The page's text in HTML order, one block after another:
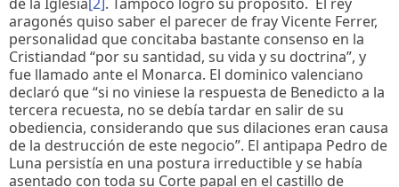
aragonés quiso saber el parecer de fray Vicente Ferrer,
personalidad que concitaba bastante consenso en la
Cristiandad “por su santidad, su vida y su doctrina”, y
fue llamado ante el Monarca. El dominico valenciano
declaró que “si no viniese la respuesta de Benedicto a la
tercera recuesta, no se debía tardar en salir de su
obediencia, considerando que sus dilaciones eran causa
de la destrucción de este negocio”. El antipapa Pedro de
Luna persistía en una postura irreductible y se había
asentado con toda su Corte papal en el castillo de